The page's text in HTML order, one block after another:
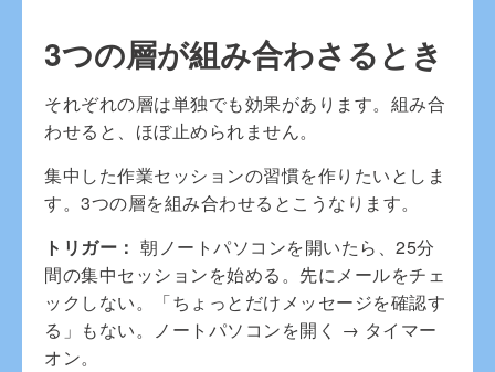
3つの層が組み合わさるとき
それぞれの層は単独でも効果があります。組み合
わせると、ほぼ止められません。
集中した作業セッションの習慣を作りたいとしま
す。3つの層を組み合わせるとこうなります。
トリガー： 朝ノートパソコンを開いたら、25分
間の集中セッションを始める。先にメールをチェ
ックしない。「ちょっとだけメッセージを確認す
る」もない。ノートパソコンを開く → タイマー
オン。